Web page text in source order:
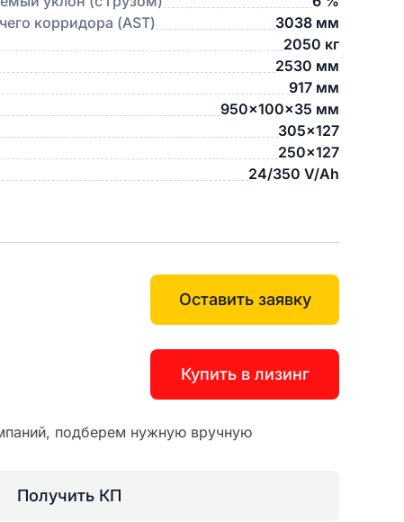
корридора (AST)
3038 мм
2050 кг
2530 мм
917 мм
950x100x35 мм
305x127
250x127
24/350 V/Ah
Оставить заявку
Купить в лизинг
подберем нужную вручную
Получить КП